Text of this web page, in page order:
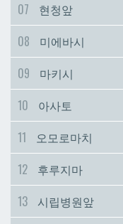
07
현청앞
08
미에바시
09
마키시
10
아사토
11
오모로마치
12
후루지마
13
시립병원앞